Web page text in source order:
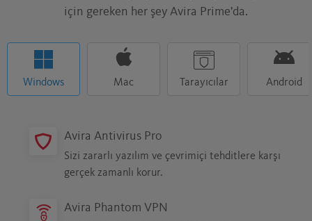
EVET. E-POSTA HÂLÂ ÖNEMLI.
ekleri sizi bir daha asla rahatsız
edemeyecek, emin olabilirsiniz.
Güvenli tüm alışveriş sitelerinde, baktığınız
ürünler için daha uygun fiyatlı alternatifler
bulmanıza yardım ediyoruz.
KEDINIZE MAMA ALMA ZAMANI MI
için gereken her şey Avira Prime'da.
Windows Mac Tarayıcılar Android
Avira Antivirus Pro
Sizi zararlı yazılım ve çevrimiçi tehditlere karşı
gerçek zamanlı korur.
Avira Phantom VPN